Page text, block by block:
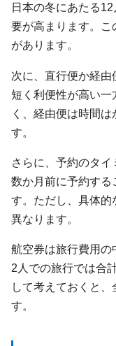
日本の冬にあたる
要が高まります。こ
があります。
次に、直行便か経
短く利便性が高い一
く、経由便は時間
す。
さらに、予約のタ
数か月前に予約する
す。ただし、具体的
異なります。
航空券は旅行費用の
2人での旅行では合
して考えておくと
す。